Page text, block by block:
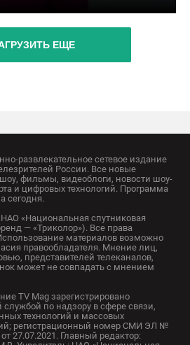
ЕЩЕ
развлекательное сетевое издание
России. Все новые
фильмы, видеоблоги, новости шоу-
и цифровых технологий. Программа
сегодня.
«Национальная спутниковая
— «Триколор»). Все права
материалов возможно
правообладателя. Мнение лиц,
представителей телеканалов,
может не совпадать с мнением
TV Mag зарегистрировано
по надзору в сфере связи,
технологий и массовых
регистрационный номер СМИ ЭЛ №
27.07.2021. Главный редактор: